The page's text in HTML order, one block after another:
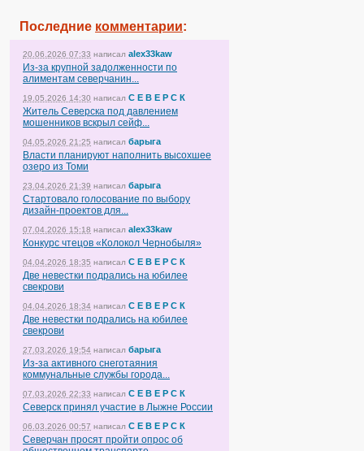
Последние комментарии:
20.06.2026 07:33 написал alex33kaw
Из-за крупной задолженности по
алиментам северчанин...
19.05.2026 14:30 написал С Е В Е Р С К
Житель Северска под давлением
мошенников вскрыл сейф...
04.05.2026 21:25 написал барыга
Власти планируют наполнить высохшее
озеро из Томи
23.04.2026 21:39 написал барыга
Стартовало голосование по выбору
дизайн-проектов для...
07.04.2026 15:18 написал alex33kaw
Конкурс чтецов «Колокол Чернобыля»
04.04.2026 18:35 написал С Е В Е Р С К
Две невестки подрались на юбилее
свекрови
04.04.2026 18:34 написал С Е В Е Р С К
Две невестки подрались на юбилее
свекрови
27.03.2026 19:54 написал барыга
Из-за активного снеготаяния
коммунальные службы города...
07.03.2026 22:33 написал С Е В Е Р С К
Северск принял участие в Лыжне России
06.03.2026 00:57 написал С Е В Е Р С К
Северчан просят пройти опрос об